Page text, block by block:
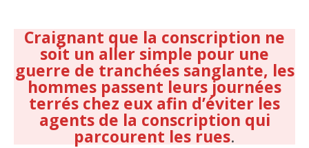
Craignant que la conscription ne
soit un aller simple pour une
guerre de tranchées sanglante, les
hommes passent leurs journées
terrés chez eux afin d’éviter les
agents de la conscription qui
parcourent les rues.